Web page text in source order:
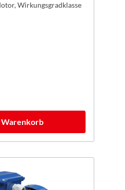
Wirkungsgradklasse
Warenkorb